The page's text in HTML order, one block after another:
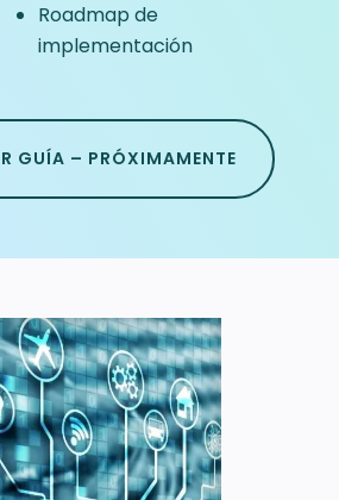
Roadmap de
implementación
GUÍA – PRÓXIMAMENTE